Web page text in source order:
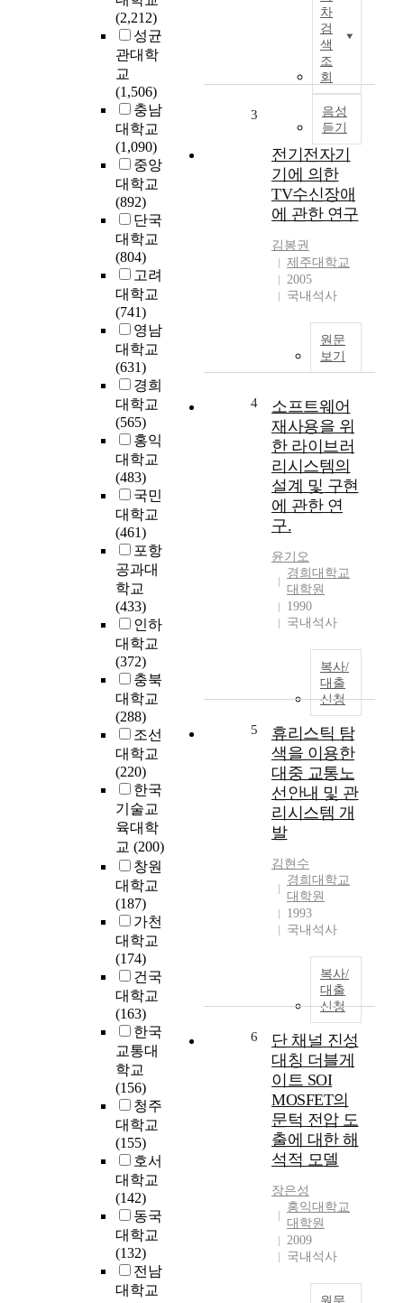
(2,212)
성균
관대학
교
(1,506)
충남
대학교
(1,090)
중앙
대학교
(892)
단국
대학교
(804)
고려
대학교
(741)
영남
대학교
(631)
경희
대학교
(565)
홍익
대학교
(483)
국민
대학교
(461)
포항
공과대
학교
(433)
인하
대학교
(372)
충북
대학교
(288)
조선
대학교
(220)
한국
기술교
육대학
교 (200)
창원
대학교
(187)
가천
대학교
(174)
건국
대학교
(163)
한국
교통대
학교
(156)
청주
대학교
(155)
호서
대학교
(142)
동국
대학교
(132)
전남
대학교
차
검
색
조
회
음성
듣기
3
전기전자기
기에 의한
TV수신장애
에 관한 연구
김봉권
제주대학교
2005
국내석사
원문
보기
4
소프트웨어
재사용을 위
한 라이브러
리시스템의
설계 및 구현
에 관한 연
구.
윤기오
경희대학교
대학원
1990
국내석사
복사/
대출
신청
5
휴리스틱 탐
색을 이용한
대중 교통노
선안내 및 관
리시스템 개
발
김현수
경희대학교
대학원
1993
국내석사
복사/
대출
신청
6
단 채널 진성
대칭 더블게
이트 SOI
MOSFET의
문턱 전압 도
출에 대한 해
석적 모델
장은성
홍익대학교
대학원
2009
국내석사